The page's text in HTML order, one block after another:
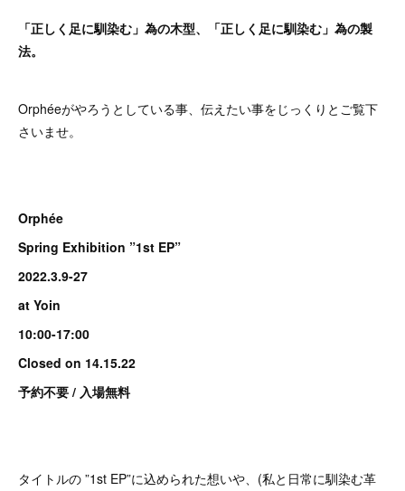
「正しく足に馴染む」為の木型、「正しく足に馴染む」為の製
法。
Orphéeがやろうとしている事、伝えたい事をじっくりとご覧下
さいませ。
Orphée
Spring Exhibition ”1st EP”
2022.3.9-27
at Yoin
10:00-17:00
Closed on 14.15.22
予約不要 / 入場無料
タイトルの ”1st EP”に込められた想いや、(私と日常に馴染む革